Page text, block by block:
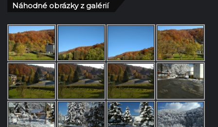
Náhodné obrázky z galérií